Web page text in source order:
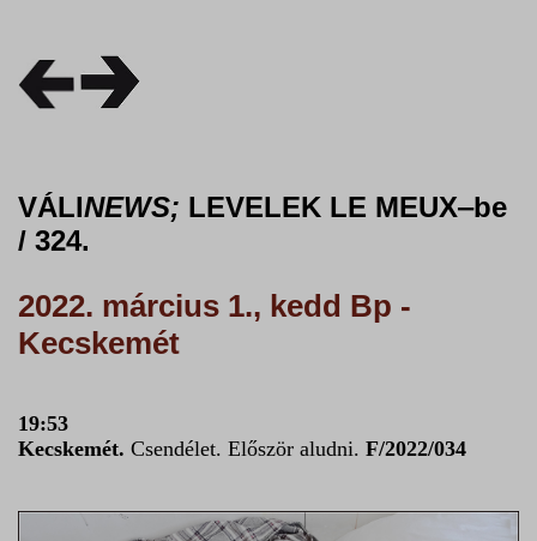
VÁLINEWS; LEVELEK LE MEUX‒be
/ 324.
2022. március 1., kedd Bp -
Kecskemét
19:53
Kecskemét. Csendélet. Először aludni. F/2022/034